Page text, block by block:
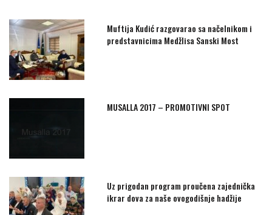
Muftija Kudić razgovarao sa načelnikom i
predstavnicima Medžlisa Sanski Most
MUSALLA 2017 – PROMOTIVNI SPOT
Uz prigodan program proučena zajednička
ikrar dova za naše ovogodišnje hadžije